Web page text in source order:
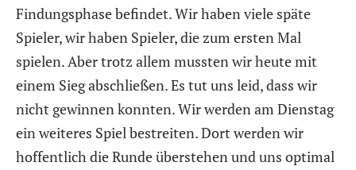
Findungsphase befindet. Wir haben viele späte
Spieler, wir haben Spieler, die zum ersten Mal
spielen. Aber trotz allem mussten wir heute mit
einem Sieg abschließen. Es tut uns leid, dass wir
nicht gewinnen konnten. Wir werden am Dienstag
ein weiteres Spiel bestreiten. Dort werden wir
hoffentlich die Runde überstehen und uns optimal